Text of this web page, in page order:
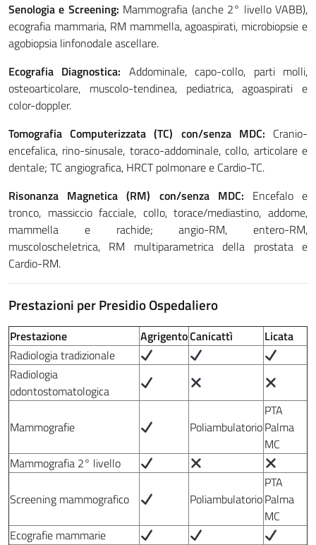
Senologia e Screening: Mammografia (anche 2° livello VABB),
ecografia mammaria, RM mammella, agoaspirati, microbiopsie e
agobiopsia linfonodale ascellare.
Ecografia Diagnostica: Addominale, capo-collo, parti molli,
osteoarticolare, muscolo-tendinea, pediatrica, agoaspirati e
color-doppler.
Tomografia Computerizzata (TC) con/senza MDC: Cranio-
encefalica, rino-sinusale, toraco-addominale, collo, articolare e
dentale; TC angiografica, HRCT polmonare e Cardio-TC.
Risonanza Magnetica (RM) con/senza MDC: Encefalo e
tronco, massiccio facciale, collo, torace/mediastino, addome,
mammella e rachide; angio-RM, entero-RM,
muscoloscheletrica, RM multiparametrica della prostata e
Cardio-RM.
Prestazioni per Presidio Ospedaliero
Prestazione AgrigentoCanicattì
Licata
Radiologia tradizionale
Radiologia
odontostomatologica
Mammografie Poliambulatorio
PTA
Palma
MC
Mammografia 2° livello
Screening mammografico Poliambulatorio
PTA
Palma
MC
Ecografie mammarie